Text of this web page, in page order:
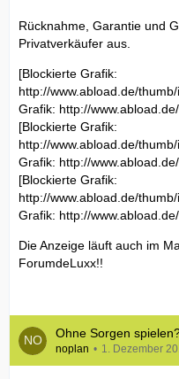
Rücknahme, Garantie und
Privatverkäufer aus.
[Blockierte Grafik:
http://www.abload.de/
Grafik: http://
[Blockierte Grafik:
http://www.abload.de/
Grafik: http://
[Blockierte Grafik:
http://www.abload.de/
Grafik: http://
Die Anzeige läuft auch im
ForumdeLuxx!!
Ohne Sorgen
noplan 1. Dezember